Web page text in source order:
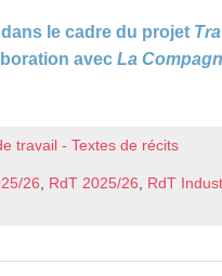
dans le cadre du projet
avec La
travail - Textes de récits
26, RdT 2025/26, RdT